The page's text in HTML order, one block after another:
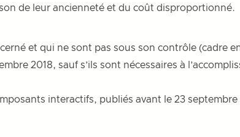
de leur ancienneté et du coût disproportionné.
et qui ne sont pas sous son contrôle (cadre
2018, sauf s’ils sont nécessaires à
interactifs, publiés avant le 23